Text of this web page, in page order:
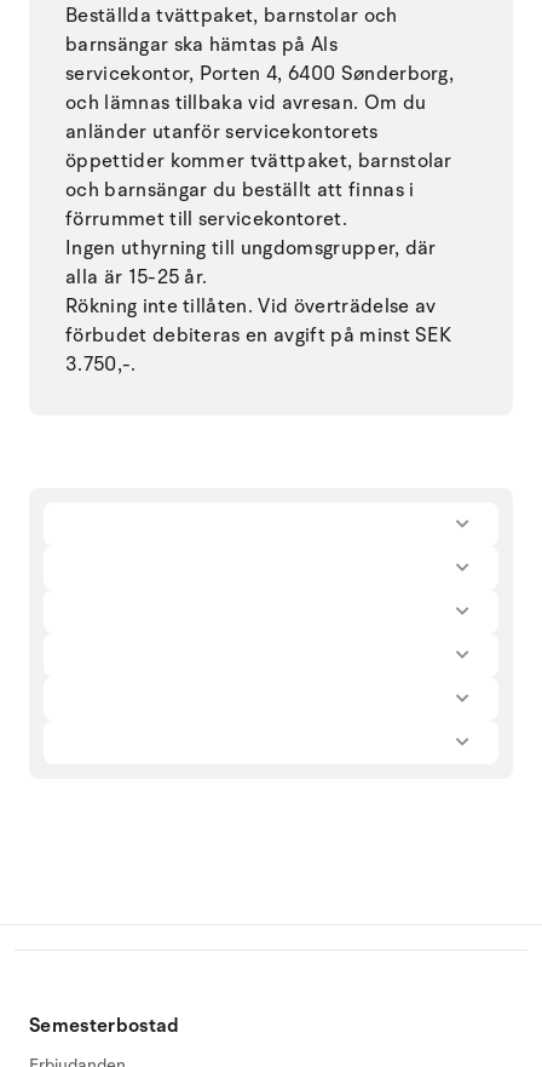
Beställda tvättpaket, barnstolar och
barnsängar ska hämtas på Als
servicekontor, Porten 4, 6400 Sønderborg,
och lämnas tillbaka vid avresan. Om du
anländer utanför servicekontorets
öppettider kommer tvättpaket, barnstolar
och barnsängar du beställt att finnas i
förrummet till servicekontoret.
Ingen uthyrning till ungdomsgrupper, där
alla är 15-25 år.
Rökning inte tillåten. Vid överträdelse av
förbudet debiteras en avgift på minst SEK
3.750,-.
Semesterbostad